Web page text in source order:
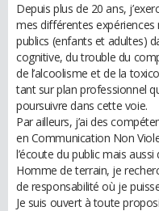
Depuis plus de 20 ans,
mes différentes expériences
publics (enfants et adultes)
cognitive, du trouble du
de l’alcoolisme et de la
tant sur plan professionnel
poursuivre dans cette voie.
Par ailleurs, j’ai des
en Communication Non
l’écoute du public mais
Homme de terrain, je
de responsabilité où je
Je suis ouvert à toute